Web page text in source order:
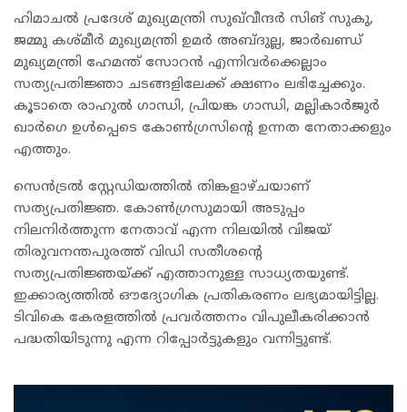
ഹിമാചല്‍ പ്രദേശ് മുഖ്യമന്ത്രി സുഖ്‌വീന്ദര്‍ സിങ് സുകു,
ജമ്മു കശ്മീര്‍ മുഖ്യമന്ത്രി ഉമര്‍ അബ്ദുല്ല, ജാര്‍ഖണ്ഡ്
മുഖ്യമന്ത്രി ഹേമന്ത് സോറന്‍ എന്നിവര്‍ക്കെല്ലാം
സത്യപ്രതിജ്ഞാ ചടങ്ങളിലേക്ക് ക്ഷണം ലഭിച്ചേക്കും.
കൂടാതെ രാഹുല്‍ ഗാന്ധി, പ്രിയങ്ക ഗാന്ധി, മല്ലികാര്‍ജുര്‍
ഖാര്‍ഗെ ഉള്‍പ്പെടെ കോണ്‍ഗ്രസിന്റെ ഉന്നത നേതാക്കളും
എത്തും.
സെന്‍ട്രല്‍ സ്റ്റേഡിയത്തില്‍ തിങ്കളാഴ്ചയാണ്
സത്യപ്രതിജ്ഞ. കോണ്‍ഗ്രസുമായി അടുപ്പം
നിലനിര്‍ത്തുന്ന നേതാവ് എന്ന നിലയില്‍ വിജയ്
തിരുവനന്തപുരത്ത് വിഡി സതീശന്റെ
സത്യപ്രതിജ്ഞയ്ക്ക് എത്താനുള്ള സാധ്യതയുണ്ട്.
ഇക്കാര്യത്തില്‍ ഔദ്യോഗിക പ്രതികരണം ലഭ്യമായിട്ടില്ല.
ടിവികെ കേരളത്തില്‍ പ്രവര്‍ത്തനം വിപുലീകരിക്കാന്‍
പദ്ധതിയിടുന്നു എന്ന റിപ്പോര്‍ട്ടുകളും വന്നിട്ടുണ്ട്.